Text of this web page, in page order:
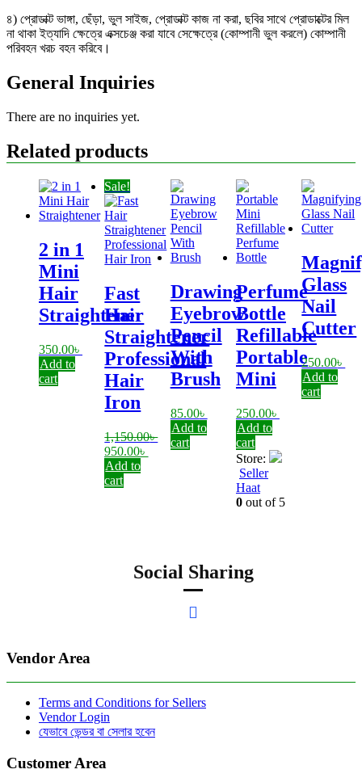
৪) প্রোডাক্ট ভাঙ্গা, ছেঁড়া, ভুল সাইজ, প্রোডাক্ট কাজ না করা, ছবির সাথে প্রোডাক্টের মিল
না থাকা ইত্যাদি ক্ষেত্রে এক্সচেঞ্জ করা যাবে সেক্ষেত্রে (কোম্পানী ভুল করলে) কোম্পানী
পরিবহন খরচ বহন করিবে।
General Inquiries
There are no inquiries yet.
Related products
2 in 1
Mini
Hair
Straightener
350.00৳
Add to
cart
Sale!
Fast
Hair
Straightener
Professional
Hair
Iron
1,150.00৳
Original
price
was:
950.00৳
Current
Add to
cart
Drawing
Eyebrow
Pencil
With
Brush
85.00৳
Add to
cart
Perfume
Bottle
Refillable
Portable
Mini
250.00৳
Add to
cart
Store:
Seller
Haat
0out of 5
Glass
Nail
Cutter
250.00৳
Add to
cart
Social Sharing
Vendor Area
Terms and Conditions for Sellers
Vendor Login
যেভাবে ভেন্ডর বা সেলার হবেন
Customer Area